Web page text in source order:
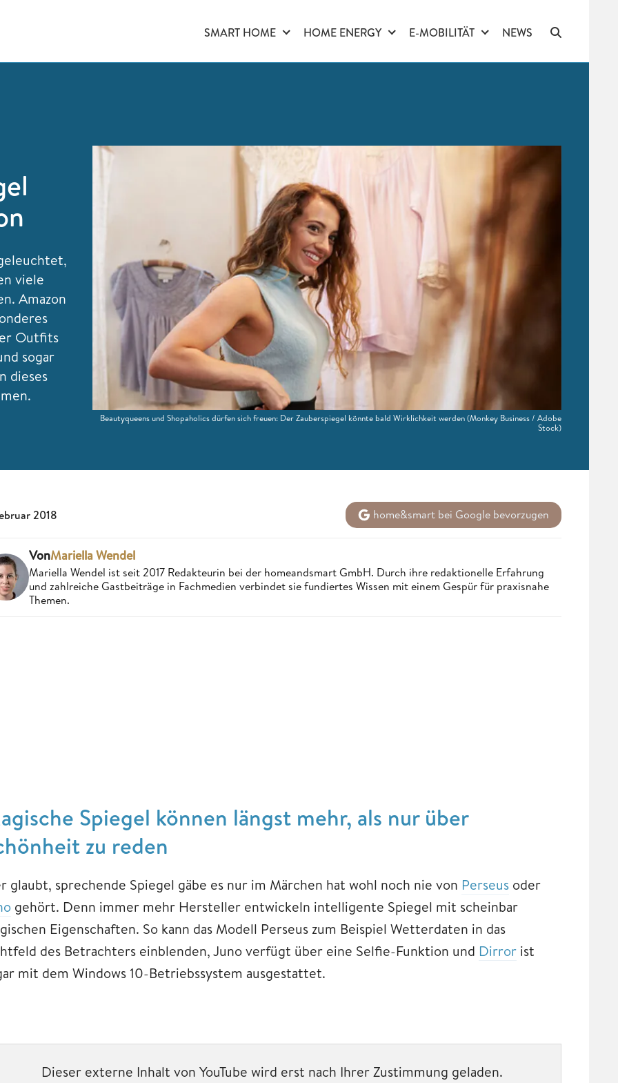
SMART HOME HOME ENERGY E-MOBILITÄT NEWS
viele
Amazon
Outfits
sogar
dieses
Beautyqueens und Shopaholics dürfen sich freuen: Der Zauberspiegel könnte bald Wirklichkeit werden(Monkey Business / Adobe
Stock)
2018 home&smart bei Google bevorzugen
VonMariella Wendel
Mariella Wendel ist seit 2017 Redakteurin bei der homeandsmart GmbH. Durch ihre redaktionelle Erfahrung
und zahlreiche Gastbeiträge in Fachmedien verbindet sie fundiertes Wissen mit einem Gespür für praxisnahe
Themen.
Spiegel können längst mehr, als nur über
zu reden
glaubt, sprechende Spiegel gäbe es nur im Märchen hat wohl noch nie von Perseus oder
gehört. Denn immer mehr Hersteller entwickeln intelligente Spiegel mit scheinbar
Eigenschaften. So kann das Modell Perseus zum Beispiel Wetterdaten in das
des Betrachters einblenden, Juno verfügt über eine Selfie-Funktion und Dirror ist
mit dem Windows 10-Betriebssystem ausgestattet.
Dieser externe Inhalt von YouTube wird erst nach Ihrer Zustimmung geladen.